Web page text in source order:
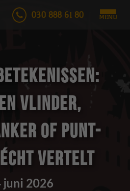
030 888 61 80 MENU
vlinder,
of punt-
écht vertelt
juni 2026